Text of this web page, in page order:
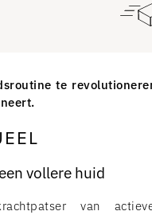
te
vollere huid
van